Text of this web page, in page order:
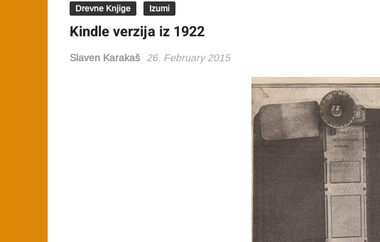
Drevne Knjige Izumi
Kindle verzija iz 1922
Slaven Karakaš 26. February 2015